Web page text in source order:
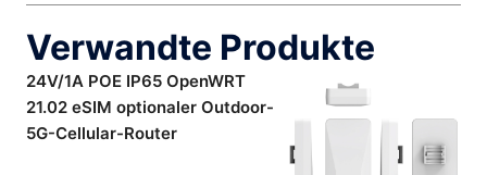
Verwandte Produkte
24V/1A POE IP65 OpenWRT
21.02 eSIM optionaler Outdoor-
5G-Cellular-Router